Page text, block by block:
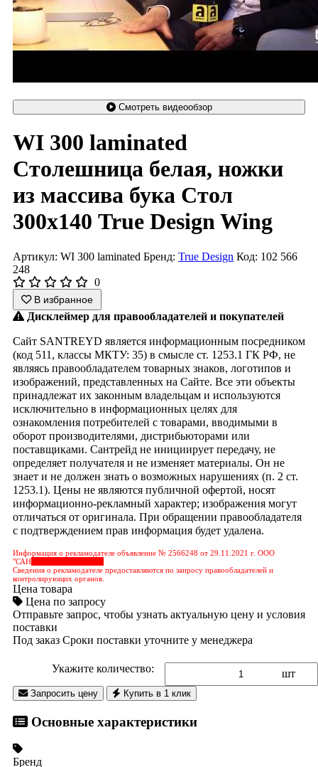
Смотреть видеообзор
WI 300 laminated
Столешница белая, ножки
из массива бука Стол
300х140 True Design Wing
Артикул: WI 300 laminated Бренд: True Design Код: 102 566
248
0
В избранное
Дисклеймер для правообладателей и покупателей
Сайт SANTREYD является информационным посредником
(код 511, классы МКТУ: 35) в смысле ст. 1253.1 ГК РФ, не
являясь правообладателем товарных знаков, логотипов и
изображений, представленных на Сайте. Все эти объекты
принадлежат их законным владельцам и используются
исключительно в информационных целях для
ознакомления потребителей с товарами, вводимыми в
оборот производителями, дистрибьюторами или
поставщиками. Сантрейд не инициирует передачу, не
определяет получателя и не изменяет материалы. Он не
знает и не должен знать о возможных нарушениях (п. 2 ст.
1253.1). Цены не являются публичной офертой, носят
информационно-рекламный характер; изображения могут
отличаться от оригинала. При обращении правообладателя
с подтверждением прав информация будет удалена.
Информация о рекламодателе объявление № 2566248 от 29.11.2021 г. ООО
"САН
Сведения о рекламодателе предоставляются по запросу правообладателей и
контролирующих органов.
Цена товара
Цена по запросу
Отправьте запрос, чтобы узнать актуальную цену и условия
поставки
Под заказ Сроки поставки уточните у менеджера
Укажите количество: шт
Запросить цену Купить в 1 клик
Основные характеристики
Бренд